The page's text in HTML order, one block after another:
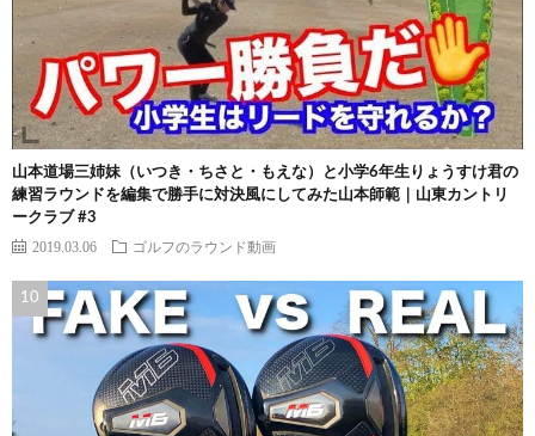
山本道場三姉妹（いつき・ちさと・もえな）と小学6年生りょうすけ君の
練習ラウンドを編集で勝手に対決風にしてみた山本師範｜山東カントリ
ークラブ #3
2019.03.06 ゴルフのラウンド動画